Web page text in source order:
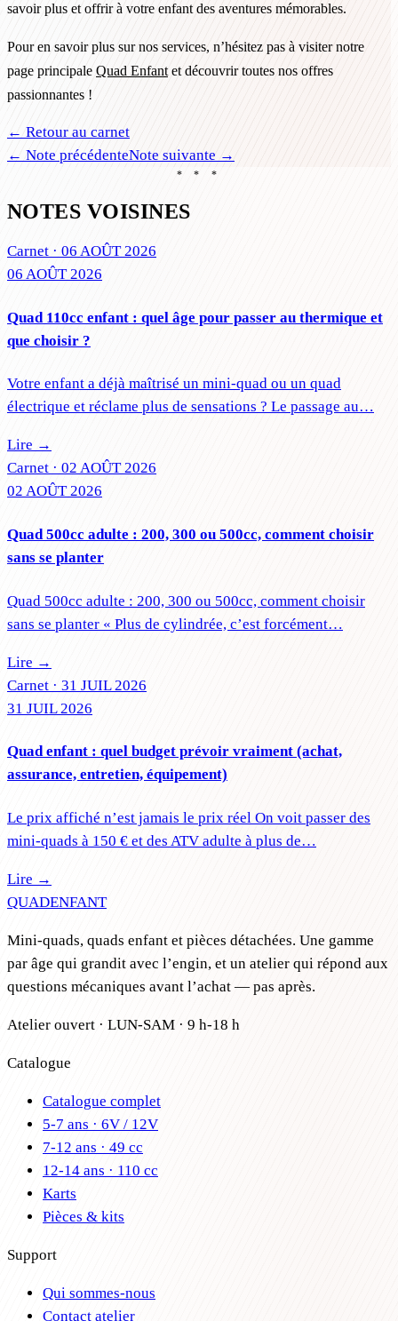
savoir plus et offrir à votre enfant des aventures mémorables.
Pour en savoir plus sur nos services, n’hésitez pas à visiter notre
page principale Quad Enfant et découvrir toutes nos offres
passionnantes !
← Retour au carnet
← Note précédenteNote suivante →
* * *
NOTES VOISINES
Carnet · 06 AOÛT 2026
06 AOÛT 2026
Quad 110cc enfant : quel âge pour passer au thermique et
que choisir ?
Votre enfant a déjà maîtrisé un mini-quad ou un quad
électrique et réclame plus de sensations ? Le passage au…
Lire →
Carnet · 02 AOÛT 2026
02 AOÛT 2026
Quad 500cc adulte : 200, 300 ou 500cc, comment choisir
sans se planter
Quad 500cc adulte : 200, 300 ou 500cc, comment choisir
sans se planter « Plus de cylindrée, c’est forcément…
Lire →
Carnet · 31 JUIL 2026
31 JUIL 2026
Quad enfant : quel budget prévoir vraiment (achat,
assurance, entretien, équipement)
Le prix affiché n’est jamais le prix réel On voit passer des
mini-quads à 150 € et des ATV adulte à plus de…
Lire →
QUADENFANT
Mini-quads, quads enfant et pièces détachées. Une gamme
par âge qui grandit avec l’engin, et un atelier qui répond aux
questions mécaniques avant l’achat — pas après.
Atelier ouvert · LUN-SAM · 9 h-18 h
Catalogue
Catalogue complet
5-7 ans · 6V / 12V
7-12 ans · 49 cc
12-14 ans · 110 cc
Karts
Pièces & kits
Support
Qui sommes-nous
Contact atelier